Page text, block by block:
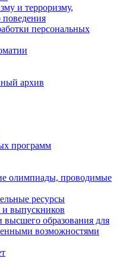
и терроризму,
поведения
персональных
архив
программ
олимпиады, проводимые
ресурсы
и выпускников
образования для
возможностями